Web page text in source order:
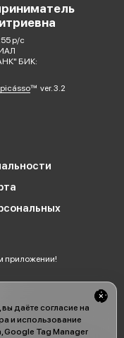
даёте согласие на
и использование
Google Tag Manager
р/с
БИК:
ver. 3.2
приложении!